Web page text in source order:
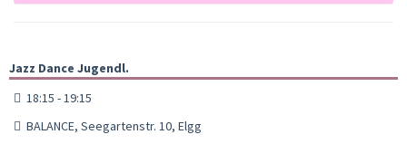
Jazz Dance Jugendl.
18:15 - 19:15
BALANCE, Seegartenstr. 10, Elgg